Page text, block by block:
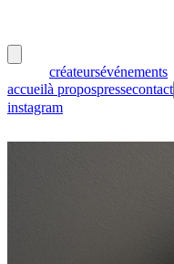
créateursévénements
accueilà propospressecontact
instagram